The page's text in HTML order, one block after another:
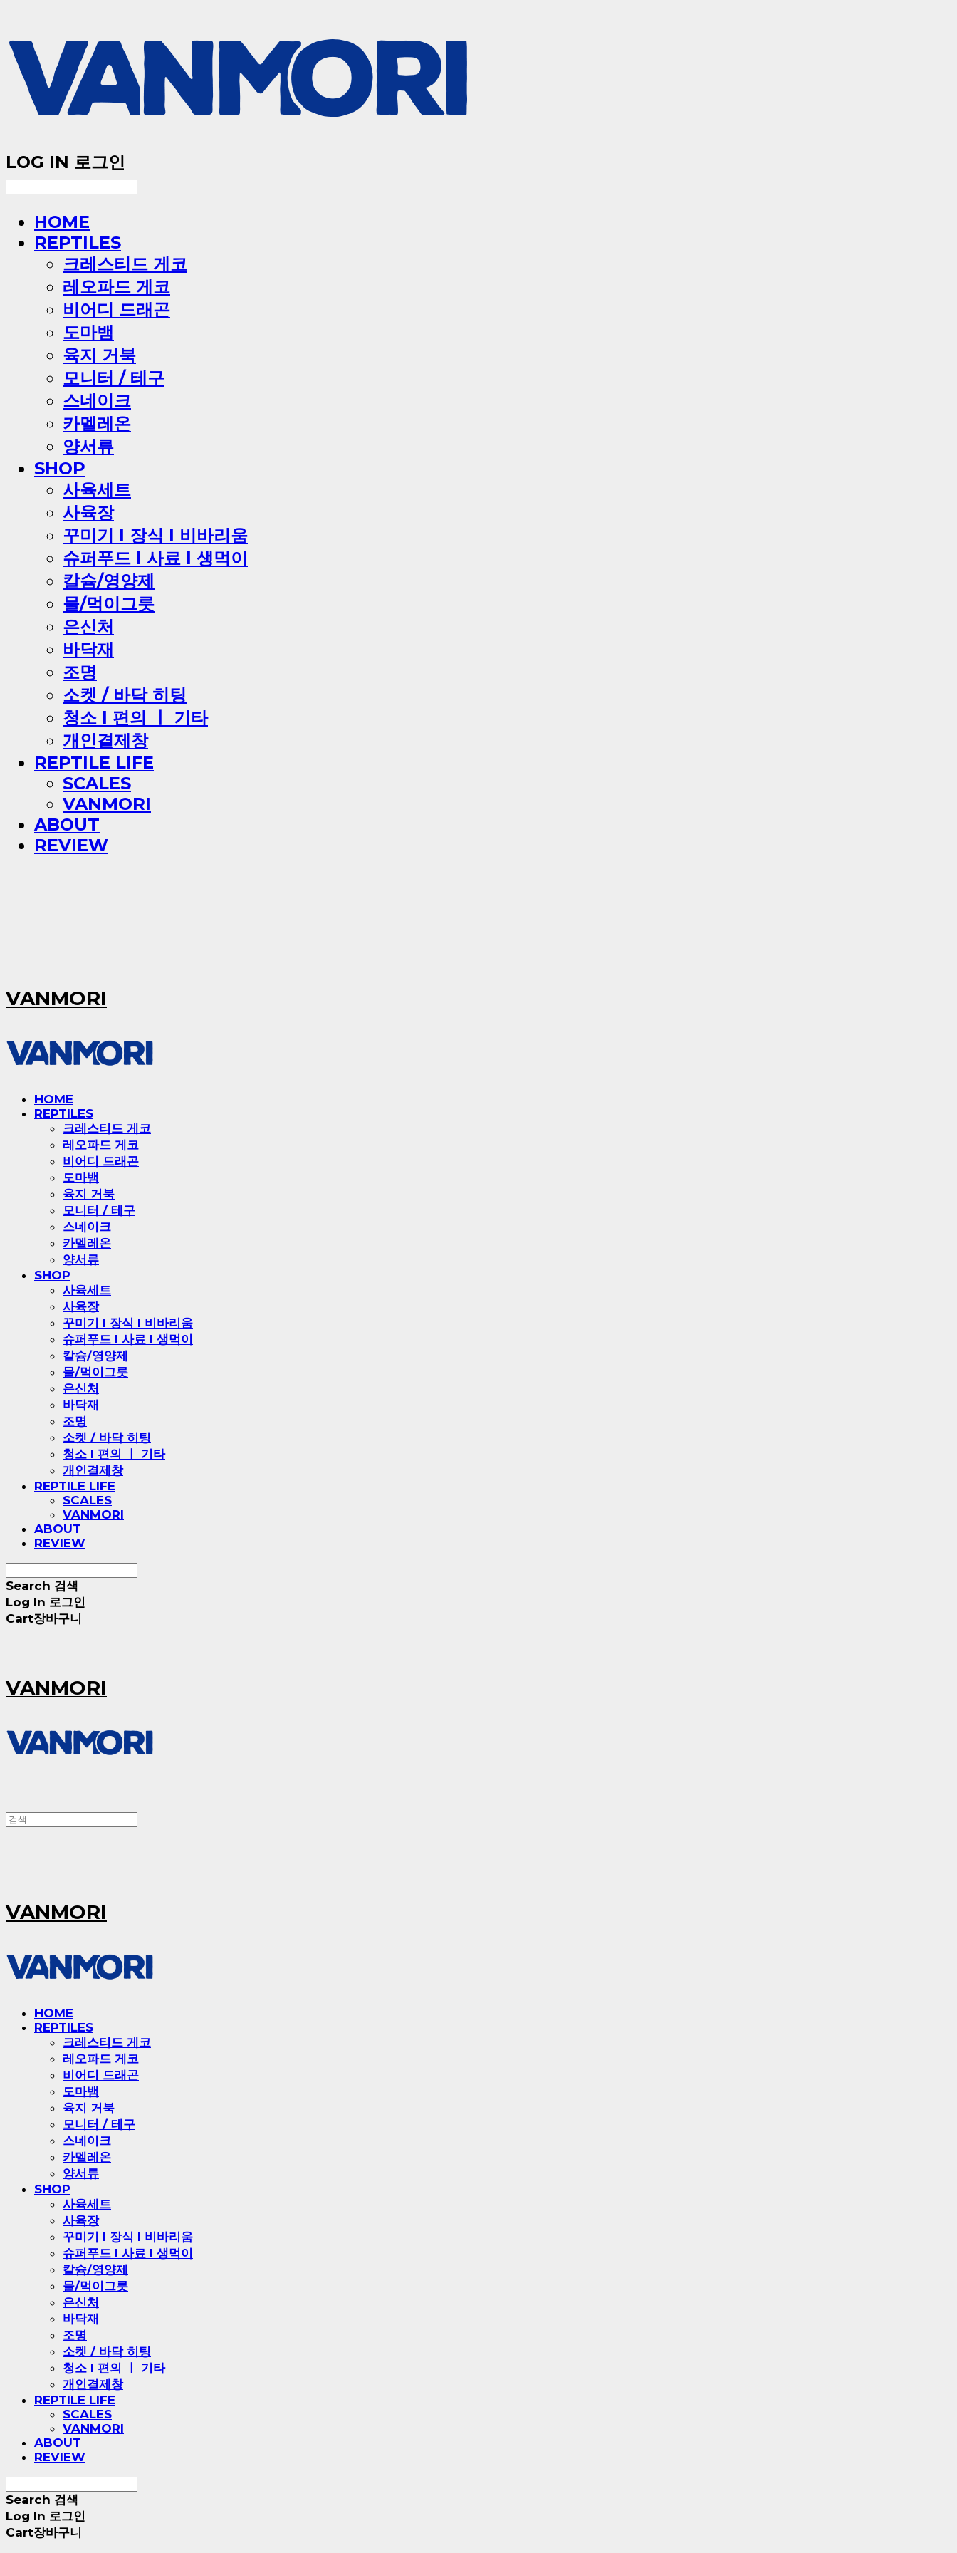
LOG IN 로그인
HOME
REPTILES
크레스티드 게코
레오파드 게코
비어디 드래곤
도마뱀
육지 거북
모니터 / 테구
스네이크
카멜레온
양서류
SHOP
사육세트
사육장
꾸미기 l 장식 l 비바리움
슈퍼푸드 l 사료 l 생먹이
칼슘/영양제
물/먹이그릇
은신처
바닥재
조명
소켓 / 바닥 히팅
청소 l 편의 ㅣ 기타
개인결제창
REPTILE LIFE
SCALES
VANMORI
ABOUT
REVIEW
VANMORI
HOME
REPTILES
크레스티드 게코
레오파드 게코
비어디 드래곤
도마뱀
육지 거북
모니터 / 테구
스네이크
카멜레온
양서류
SHOP
사육세트
사육장
꾸미기 l 장식 l 비바리움
슈퍼푸드 l 사료 l 생먹이
칼슘/영양제
물/먹이그릇
은신처
바닥재
조명
소켓 / 바닥 히팅
청소 l 편의 ㅣ 기타
개인결제창
REPTILE LIFE
SCALES
VANMORI
ABOUT
REVIEW
Search 검색
Log In 로그인
Cart장바구니
VANMORI
VANMORI
HOME
REPTILES
크레스티드 게코
레오파드 게코
비어디 드래곤
도마뱀
육지 거북
모니터 / 테구
스네이크
카멜레온
양서류
SHOP
사육세트
사육장
꾸미기 l 장식 l 비바리움
슈퍼푸드 l 사료 l 생먹이
칼슘/영양제
물/먹이그릇
은신처
바닥재
조명
소켓 / 바닥 히팅
청소 l 편의 ㅣ 기타
개인결제창
REPTILE LIFE
SCALES
VANMORI
ABOUT
REVIEW
Search 검색
Log In 로그인
Cart장바구니